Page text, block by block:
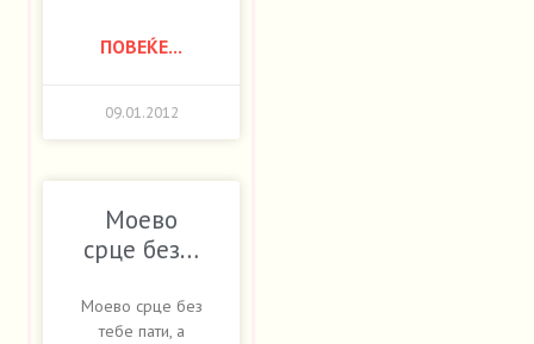
ПОВЕЌЕ...
09.01.2012
Моево
срце без…
Моево срце без
тебе пати, а